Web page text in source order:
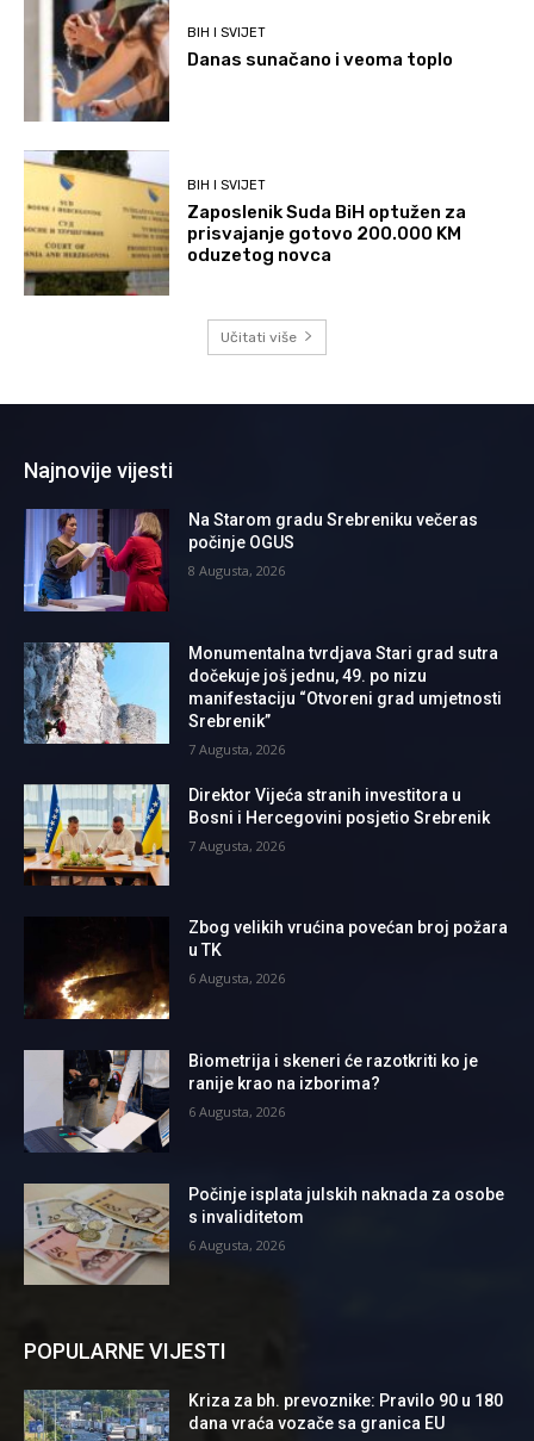
BIH I SVIJET
Danas sunačano i veoma toplo
BIH I SVIJET
Zaposlenik Suda BiH optužen za
prisvajanje gotovo 200.000 KM
oduzetog novca
Učitati više
Najnovije vijesti
Na Starom gradu Srebreniku večeras
počinje OGUS
8 Augusta, 2026
Monumentalna tvrdjava Stari grad sutra
dočekuje još jednu, 49. po nizu
manifestaciju “Otvoreni grad umjetnosti
Srebrenik”
7 Augusta, 2026
Direktor Vijeća stranih investitora u
Bosni i Hercegovini posjetio Srebrenik
7 Augusta, 2026
Zbog velikih vrućina povećan broj požara
u TK
6 Augusta, 2026
Biometrija i skeneri će razotkriti ko je
ranije krao na izborima?
6 Augusta, 2026
Počinje isplata julskih naknada za osobe
s invaliditetom
6 Augusta, 2026
POPULARNE VIJESTI
Kriza za bh. prevoznike: Pravilo 90 u 180
dana vraća vozače sa granica EU